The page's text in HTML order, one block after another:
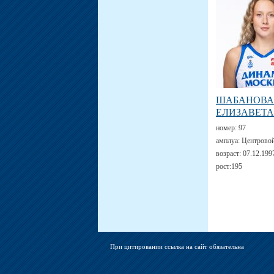
ШАБАНОВА
ЕЛИЗАВЕТА
номер: 97
амплуа:
возраст:
рост:195
При цитировании ссылка на сайт обязательна